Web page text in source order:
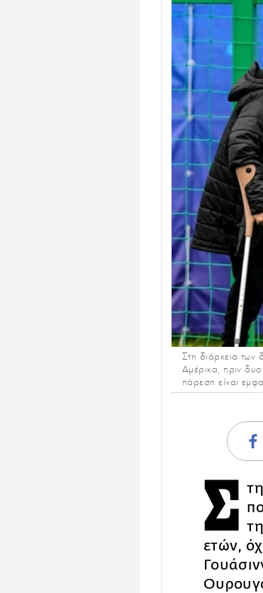
Στη διάρκεια των
Αμέρικα, πριν δυο
πάρεση είναι
Σ
ετών,